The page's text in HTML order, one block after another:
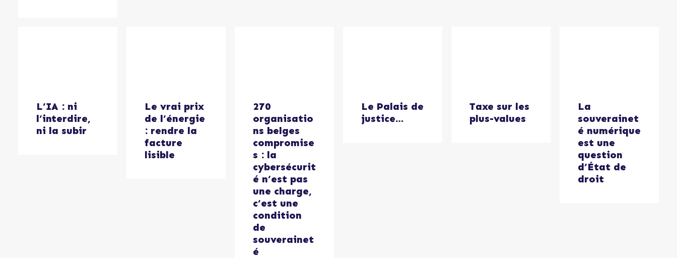
L’IA : ni
l’interdire,
ni la subir
Le vrai prix
de l’énergie
: rendre la
facture
lisible
270
organisatio
ns belges
compromise
s : la
cybersécurit
é n’est pas
une charge,
c’est une
condition
de
souverainet
é
Le Palais de
justice…
Taxe sur les
plus-values
La
souverainet
é numérique
est une
question
d’État de
droit